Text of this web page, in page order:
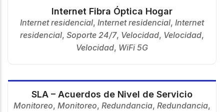
Internet Fibra Óptica Hogar
Internet residencial, Internet residencial, Internet
residencial, Soporte 24/7, Velocidad, Velocidad,
Velocidad, WiFi 5G
SLA – Acuerdos de Nivel de Servicio
Monitoreo, Monitoreo, Redundancia, Redundancia,